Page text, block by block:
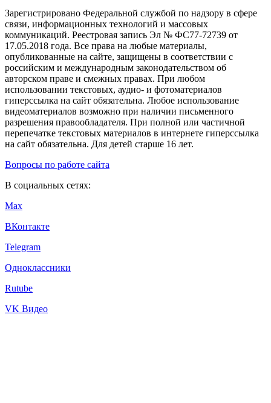
Зарегистрировано Федеральной службой по надзору в сфере
связи, информационных технологий и массовых
коммуникаций. Реестровая запись Эл № ФС77-72739 от
17.05.2018 года. Все права на любые материалы,
опубликованные на сайте, защищены в соответствии с
российским и международным законодательством об
авторском праве и смежных правах. При любом
использовании текстовых, аудио- и фотоматериалов
гиперссылка на сайт обязательна. Любое использование
видеоматериалов возможно при наличии письменного
разрешения правообладателя. При полной или частичной
перепечатке текстовых материалов в интернете гиперссылка
на сайт обязательна. Для детей старше 16 лет.
Вопросы по работе сайта
В социальных сетях:
Max
ВКонтакте
Telegram
Одноклассники
Rutube
VK Видео